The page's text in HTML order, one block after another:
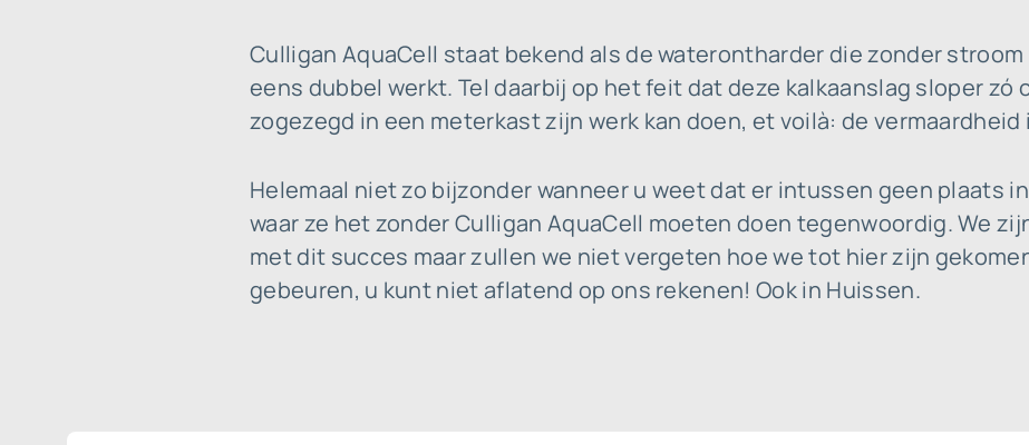
Culligan AquaCell staat bekend als de waterontharder die zonder
eens dubbel werkt. Tel daarbij op het feit dat deze kalkaanslag sloper zó
zogezegd in een meterkast zijn werk kan doen, et voilà: de vermaardheid
Helemaal niet zo bijzonder wanneer u weet dat er intussen geen plaats
waar ze het zonder Culligan AquaCell moeten doen tegenwoordig. We
met dit succes maar zullen we niet vergeten hoe we tot hier zijn
gebeuren, u kunt niet aflatend op ons rekenen! Ook in Huissen.